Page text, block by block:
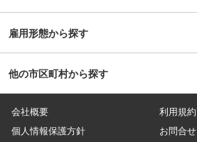
雇用形態から探す
他の市区町村から探す
会社概要
利用規約
個人情報保護方針
お問合せ